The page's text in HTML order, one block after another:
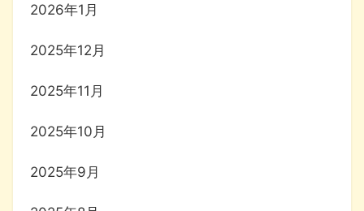
2026年1月
2025年12月
2025年11月
2025年10月
2025年9月